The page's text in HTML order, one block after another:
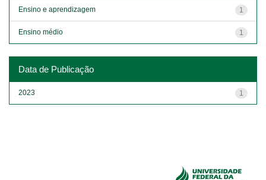
1
Ensino e aprendizagem
1
Ensino médio
Data de Publicação
1
2023